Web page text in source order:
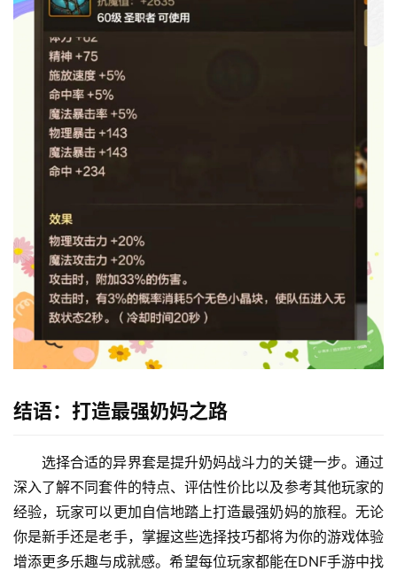
结语：打造最强奶妈之路
选择合适的异界套是提升奶妈战斗力的关键一步。通过
深入了解不同套件的特点、评估性价比以及参考其他玩家的
经验，玩家可以更加自信地踏上打造最强奶妈的旅程。无论
你是新手还是老手，掌握这些选择技巧都将为你的游戏体验
增添更多乐趣与成就感。希望每位玩家都能在DNF手游中找